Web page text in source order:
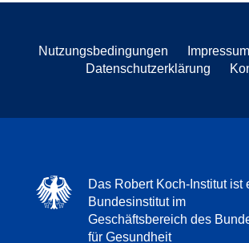
Nutzungsbedingungen Impressum
Datenschutzerklärung
Das Robert Koch-Institut ist
Bundesinstitut im
Geschäftsbereich des
für Gesundheit